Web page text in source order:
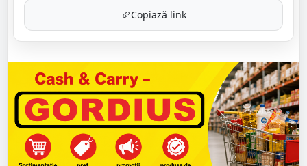
Copiază link